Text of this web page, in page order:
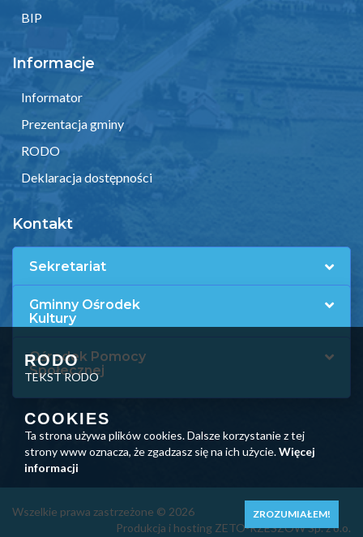
BIP
Informacje
Informator
Prezentacja gminy
RODO
Deklaracja dostępności
Kontakt
Sekretariat
Gminny Ośrodek
Kultury
Ośrodek Pomocy
Społecznej
Wszelkie prawa zastrzeżone © 2026
Produkcja i hosting ZETO-RZESZÓW Sp. z o.o.
RODO
TEKST RODO
COOKIES
Ta strona używa plików cookies. Dalsze korzystanie z tej
strony www oznacza, że zgadzasz się na ich użycie.Więcej
informacji
ZROZUMIAŁEM!